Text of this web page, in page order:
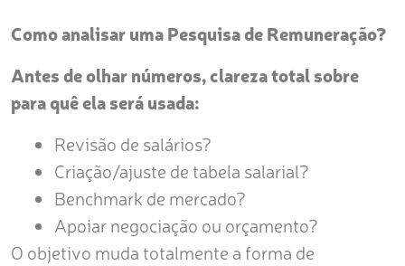
Como analisar uma Pesquisa de Remuneração?
Antes de olhar números, clareza total sobre
para quê ela será usada:
Revisão de salários?
Criação/ajuste de tabela salarial?
Benchmark de mercado?
Apoiar negociação ou orçamento?
O objetivo muda totalmente a forma de